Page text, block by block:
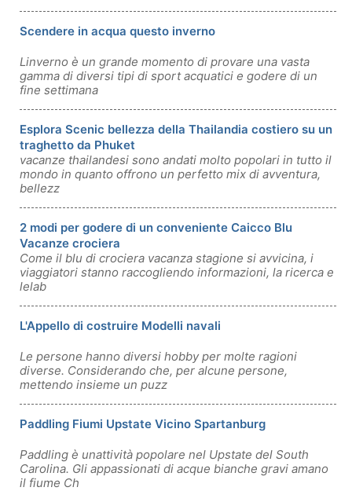
Scendere in acqua questo inverno
Linverno è un grande momento di provare una vasta
gamma di diversi tipi di sport acquatici e godere di un
fine settimana
Esplora Scenic bellezza della Thailandia costiero su un
traghetto da Phuket
vacanze thailandesi sono andati molto popolari in tutto il
mondo in quanto offrono un perfetto mix di avventura,
bellezz
2 modi per godere di un conveniente Caicco Blu
Vacanze crociera
Come il blu di crociera vacanza stagione si avvicina, i
viaggiatori stanno raccogliendo informazioni, la ricerca e
lelab
L'Appello di costruire Modelli navali
Le persone hanno diversi hobby per molte ragioni
diverse. Considerando che, per alcune persone,
mettendo insieme un puzz
Paddling Fiumi Upstate Vicino Spartanburg
Paddling è unattività popolare nel Upstate del South
Carolina. Gli appassionati di acque bianche gravi amano
il fiume Ch